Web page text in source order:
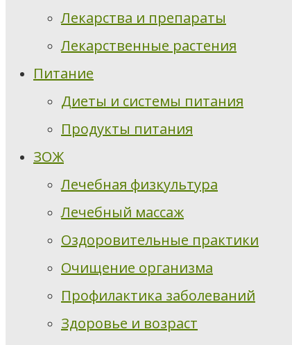
Лекарства и препараты
Лекарственные растения
Питание
Диеты и системы питания
Продукты питания
ЗОЖ
Лечебная физкультура
Лечебный массаж
Оздоровительные практики
Очищение организма
Профилактика заболеваний
Здоровье и возраст